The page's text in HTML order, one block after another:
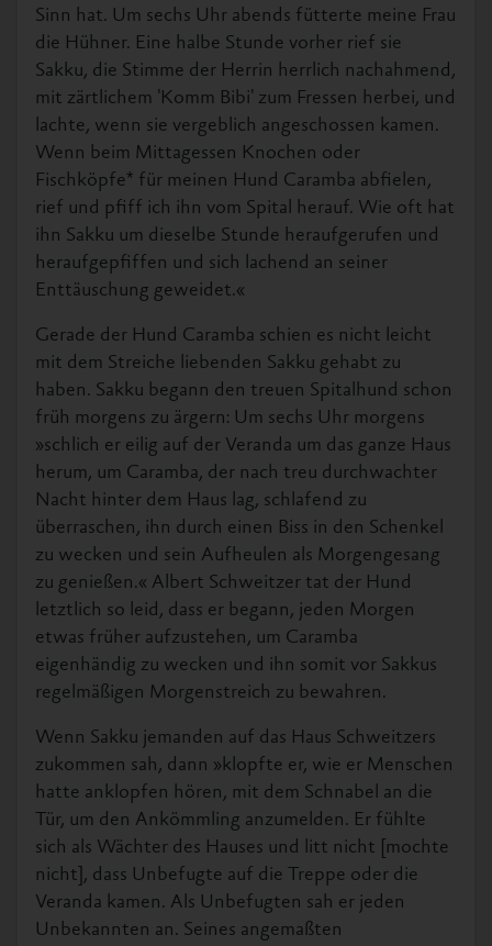
Sinn hat. Um sechs Uhr abends fütterte meine Frau
die Hühner. Eine halbe Stunde vorher rief sie
Sakku, die Stimme der Herrin herrlich nachahmend,
mit zärtlichem 'Komm Bibi' zum Fressen herbei, und
lachte, wenn sie vergeblich angeschossen kamen.
Wenn beim Mittagessen Knochen oder
Fischköpfe* für meinen Hund Caramba abfielen,
rief und pfiff ich ihn vom Spital herauf. Wie oft hat
ihn Sakku um dieselbe Stunde heraufgerufen und
heraufgepfiffen und sich lachend an seiner
Enttäuschung geweidet.«
Gerade der Hund Caramba schien es nicht leicht
mit dem Streiche liebenden Sakku gehabt zu
haben. Sakku begann den treuen Spitalhund schon
früh morgens zu ärgern: Um sechs Uhr morgens
»schlich er eilig auf der Veranda um das ganze Haus
herum, um Caramba, der nach treu durchwachter
Nacht hinter dem Haus lag, schlafend zu
überraschen, ihn durch einen Biss in den Schenkel
zu wecken und sein Aufheulen als Morgengesang
zu genießen.« Albert Schweitzer tat der Hund
letztlich so leid, dass er begann, jeden Morgen
etwas früher aufzustehen, um Caramba
eigenhändig zu wecken und ihn somit vor Sakkus
regelmäßigen Morgenstreich zu bewahren.
Wenn Sakku jemanden auf das Haus Schweitzers
zukommen sah, dann »klopfte er, wie er Menschen
hatte anklopfen hören, mit dem Schnabel an die
Tür, um den Ankömmling anzumelden. Er fühlte
sich als Wächter des Hauses und litt nicht [mochte
nicht], dass Unbefugte auf die Treppe oder die
Veranda kamen. Als Unbefugten sah er jeden
Unbekannten an. Seines angemaßten